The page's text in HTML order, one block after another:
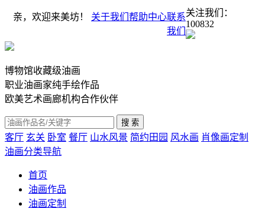
亲，欢迎来美坊！ 关于我们 帮助中心联系
我们
关注我们：
100832
博物馆收藏级油画
职业油画家纯手绘作品
欧美艺术画廊机构合作伙伴
客厅 玄关 卧室 餐厅 山水风景 简约田园 风水画 肖像画定制
油画分类导航
首页
油画作品
油画定制